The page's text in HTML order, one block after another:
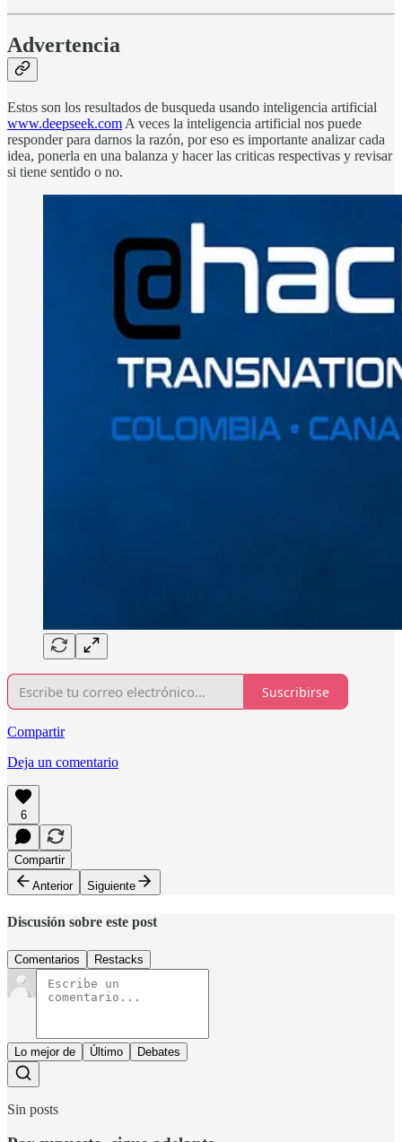
Advertencia
Estos son los resultados de busqueda usando inteligencia artificial
www.deepseek.com A veces la inteligencia artificial nos puede
responder para darnos la razón, por eso es importante analizar cada
idea, ponerla en una balanza y hacer las criticas respectivas y revisar
si tiene sentido o no.
Suscribirse
Compartir
Deja un comentario
6
Compartir
Anterior
Siguiente
Discusión sobre este post
Comentarios Restacks
Lo mejor de Último Debates
Sin posts